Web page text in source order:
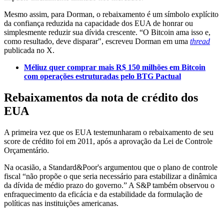
Mesmo assim, para Dorman, o rebaixamento é um símbolo explícito
da confiança reduzida na capacidade dos EUA de honrar ou
simplesmente reduzir sua dívida crescente. “O Bitcoin ama isso e,
como resultado, deve disparar", escreveu Dorman em uma thread
publicada no X.
Méliuz quer comprar mais R$ 150 milhões em Bitcoin
com operações estruturadas pelo BTG Pactual
Rebaixamentos da nota de crédito dos
EUA
A primeira vez que os EUA testemunharam o rebaixamento de seu
score de crédito foi em 2011, após a aprovação da Lei de Controle
Orçamentário.
Na ocasião, a Standard&Poor's argumentou que o plano de controle
fiscal “não propõe o que seria necessário para estabilizar a dinâmica
da dívida de médio prazo do governo.” A S&P também observou o
enfraquecimento da eficácia e da estabilidade da formulação de
políticas nas instituições americanas.